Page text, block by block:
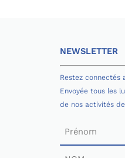
NEWSLETTER
Restez connectés
Envoyée tous les
de nos activités